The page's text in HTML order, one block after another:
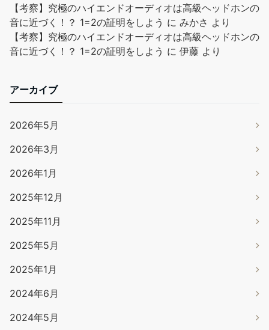
【考察】究極のハイエンドオーディオは高級ヘッドホンの
音に近づく！？ 1=2の証明をしよう に みかさ より
【考察】究極のハイエンドオーディオは高級ヘッドホンの
音に近づく！？ 1=2の証明をしよう に 伊藤 より
アーカイブ
2026年5月
2026年3月
2026年1月
2025年12月
2025年11月
2025年5月
2025年1月
2024年6月
2024年5月